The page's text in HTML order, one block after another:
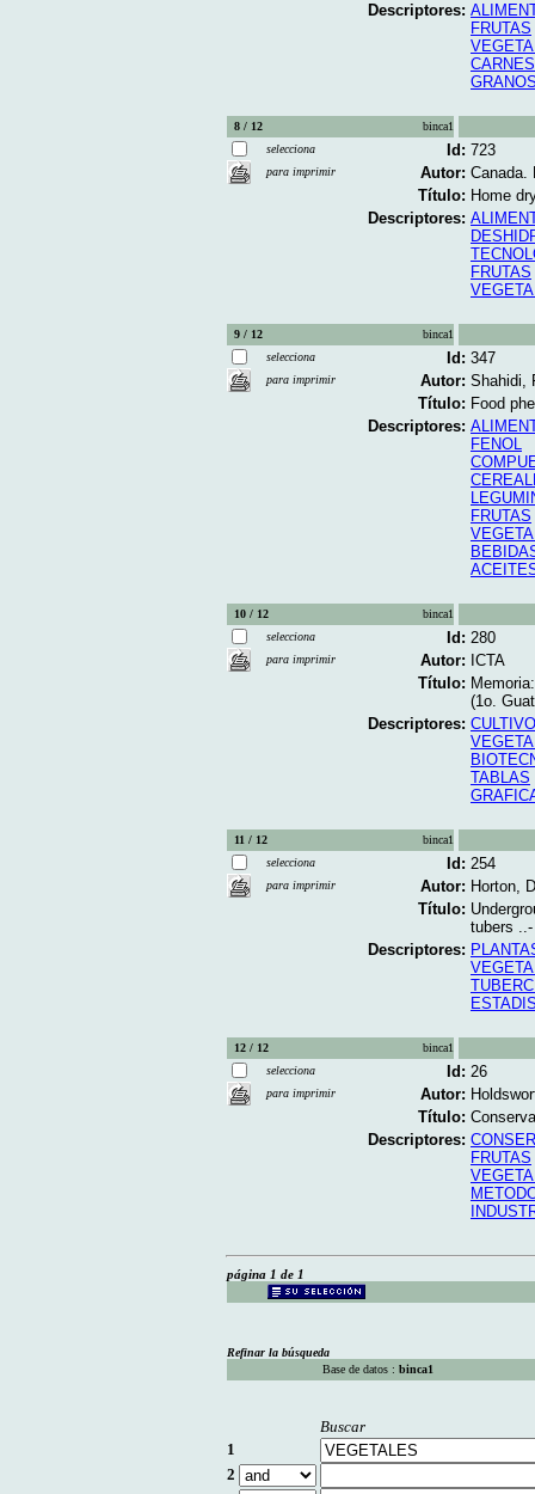
Descriptores:
FRUTAS
CARNES
8 / 12
binca1
selecciona
para imprimir
Id: 723
Autor: Canada.
Título: Home
Descriptores:
FRUTAS
9 / 12
binca1
selecciona
para imprimir
Id: 347
Autor: Shahidi,
Título: Food
Descriptores:
FENOL
FRUTAS
10 / 12
binca1
selecciona
para imprimir
Id: 280
Autor: ICTA
Título:
(1o.
Descriptores:
TABLAS
11 / 12
binca1
selecciona
para imprimir
Id: 254
Autor: Horton,
Título:
tubers ..-
Descriptores:
12 / 12
binca1
selecciona
para imprimir
Id: 26
Autor:
Título:
Descriptores:
FRUTAS
página 1 de 1
Refinar la búsqueda
Base de datos : binca1
Buscar
1
2